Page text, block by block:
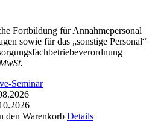
Fortbildung für Annahmepersonal
sowie für das „sonstige Personal“
Seminar
den Warenkorb Details